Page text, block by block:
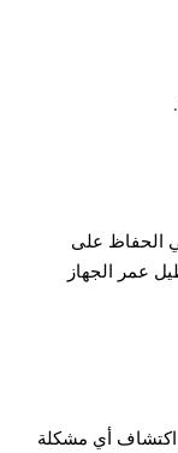
الحفاظ على
عمر الجهاز
أي مشكلة